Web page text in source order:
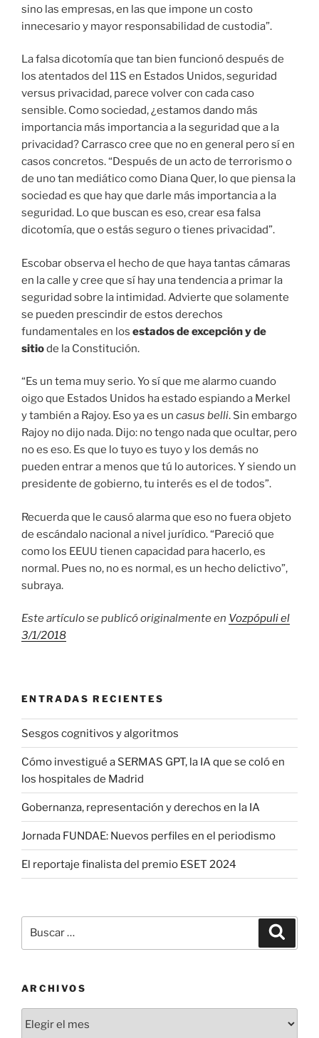
sino las empresas, en las que impone un costo
innecesario y mayor responsabilidad de custodia”.
La falsa dicotomía que tan bien funcionó después de
los atentados del 11S en Estados Unidos, seguridad
versus privacidad, parece volver con cada caso
sensible. Como sociedad, ¿estamos dando más
importancia más importancia a la seguridad que a la
privacidad? Carrasco cree que no en general pero sí en
casos concretos. “Después de un acto de terrorismo o
de uno tan mediático como Diana Quer, lo que piensa la
sociedad es que hay que darle más importancia a la
seguridad. Lo que buscan es eso, crear esa falsa
dicotomía, que o estás seguro o tienes privacidad”.
Escobar observa el hecho de que haya tantas cámaras
en la calle y cree que sí hay una tendencia a primar la
seguridad sobre la intimidad. Advierte que solamente
se pueden prescindir de estos derechos
fundamentales en los estados de excepción y de
sitiode la Constitución.
“Es un tema muy serio. Yo sí que me alarmo cuando
oigo que Estados Unidos ha estado espiando a Merkel
y también a Rajoy. Eso ya es un casus belli. Sin embargo
Rajoy no dijo nada. Dijo: no tengo nada que ocultar, pero
no es eso. Es que lo tuyo es tuyo y los demás no
pueden entrar a menos que tú lo autorices. Y siendo un
presidente de gobierno, tu interés es el de todos”.
Recuerda que le causó alarma que eso no fuera objeto
de escándalo nacional a nivel jurídico. “Pareció que
como los EEUU tienen capacidad para hacerlo, es
normal. Pues no, no es normal, es un hecho delictivo”,
subraya.
Este artículo se publicó originalmente en Vozpópuli el
3/1/2018
ENTRADAS RECIENTES
Sesgos cognitivos y algoritmos
Cómo investigué a SERMAS GPT, la IA que se coló en
los hospitales de Madrid
Gobernanza, representación y derechos en la IA
Jornada FUNDAE: Nuevos perfiles en el periodismo
El reportaje finalista del premio ESET 2024
por:
ARCHIVOS